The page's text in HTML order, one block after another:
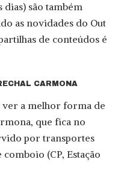
são também
as novidades do Out
de conteúdos é
CARMONA
ver a melhor forma de
que fica no
por transportes
comboio (CP, Estação